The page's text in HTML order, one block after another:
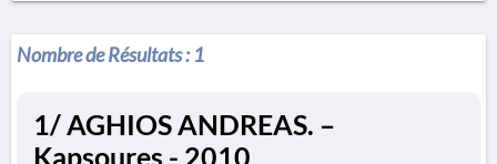
Nombre de Résultats :1
1/ AGHIOS ANDREAS. –
Kapsoures - 2010